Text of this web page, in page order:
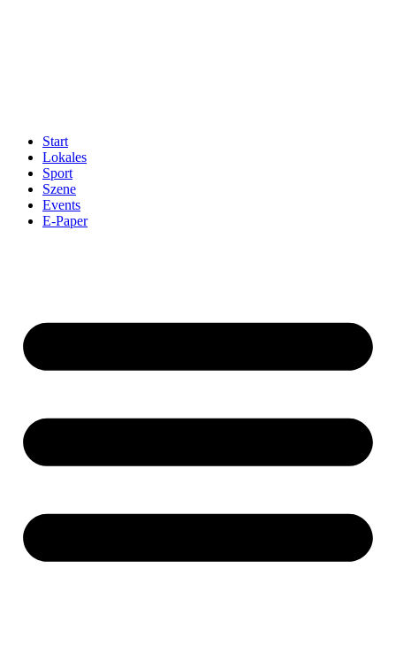
Start
Lokales
Sport
Szene
Events
E-Paper